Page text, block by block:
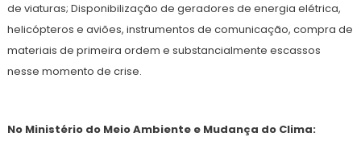
de viaturas; Disponibilização de geradores de energia elétrica,
helicópteros e aviões, instrumentos de comunicação, compra de
materiais de primeira ordem e substancialmente escassos
nesse momento de crise.
No Ministério do Meio Ambiente e Mudança do Clima: